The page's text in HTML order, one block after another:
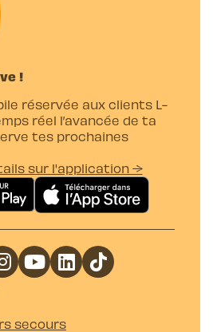
!
réservée aux clients L-
réel l’avancée de ta
tes prochaines
sur l'application →
secours